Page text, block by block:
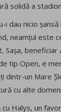
solidă a
i dau nicio
neamțul este
Sașa,
tip Open, e
dintr-un Mare
cu alte
Halys, un